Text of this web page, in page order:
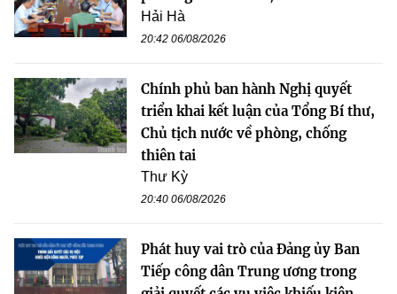
Hải Hà
20:42 06/08/2026
Chính phủ ban hành Nghị quyết
triển khai kết luận của Tổng Bí thư,
Chủ tịch nước về phòng, chống
thiên tai
Thư Kỳ
20:40 06/08/2026
Phát huy vai trò của Đảng ủy Ban
Tiếp công dân Trung ương trong